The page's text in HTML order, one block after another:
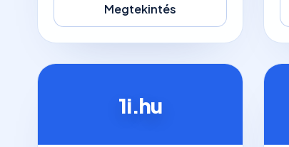
Megtekintés
1i.hu